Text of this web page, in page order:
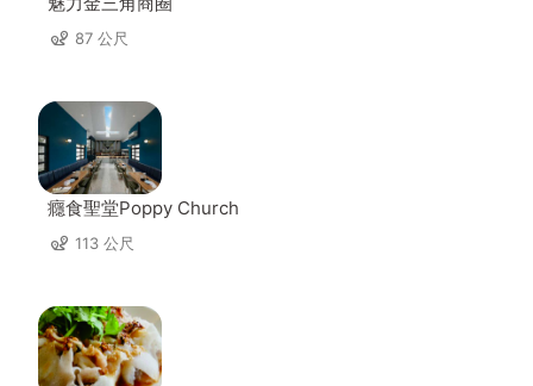
87 公尺
癮食聖堂Poppy Church
113 公尺